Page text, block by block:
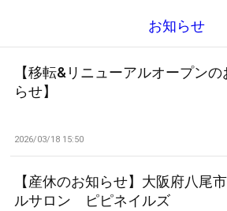
お知らせ
【移転&リニューアルオープンの
らせ】
2026/03/18 15:50
【産休のお知らせ】大阪府八尾
ルサロン ピピネイルズ